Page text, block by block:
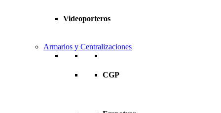
Videoporteros
Armarios y Centralizaciones
CGP